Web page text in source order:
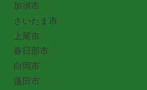
加須市
さいたま市
上尾市
春日部市
白岡市
蓮田市